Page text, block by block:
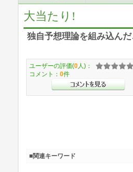
大当たり!
独自予想理論を組み込ん
ユーザーの評価(0 人)：
コメント： 0件
■関連キーワード